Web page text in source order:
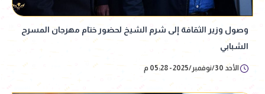
وصول وزير الثقافة إلى شرم الشيخ لحضور ختام مهرجان المسرح
الشبابي
الأحد 30/نوفمبر/2025 - 05:28 م